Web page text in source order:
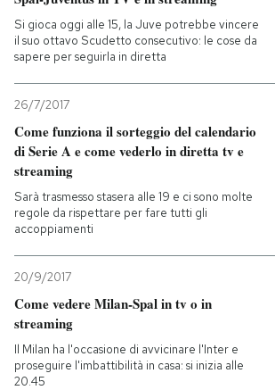
Si gioca oggi alle 15, la Juve potrebbe vincere
il suo ottavo Scudetto consecutivo: le cose da
sapere per seguirla in diretta
26/7/2017
Come funziona il sorteggio del calendario
di Serie A e come vederlo in diretta tv e
streaming
Sarà trasmesso stasera alle 19 e ci sono molte
regole da rispettare per fare tutti gli
accoppiamenti
20/9/2017
Come vedere Milan-Spal in tv o in
streaming
Il Milan ha l'occasione di avvicinare l'Inter e
proseguire l'imbattibilità in casa: si inizia alle
20.45